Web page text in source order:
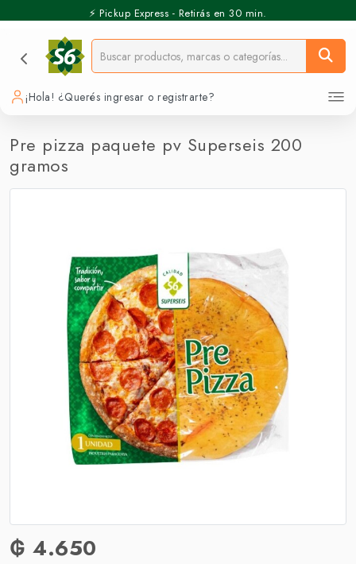
⚡️ Pickup Express - Retirás en 30 min.
¡Hola! ¿Querés ingresar o registrarte?
Pre pizza paquete pv Superseis 200
gramos
₲ 4.650